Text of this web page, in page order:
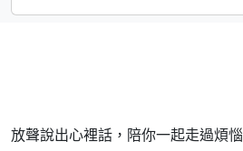
放聲說出心裡話，陪你一起走過煩惱